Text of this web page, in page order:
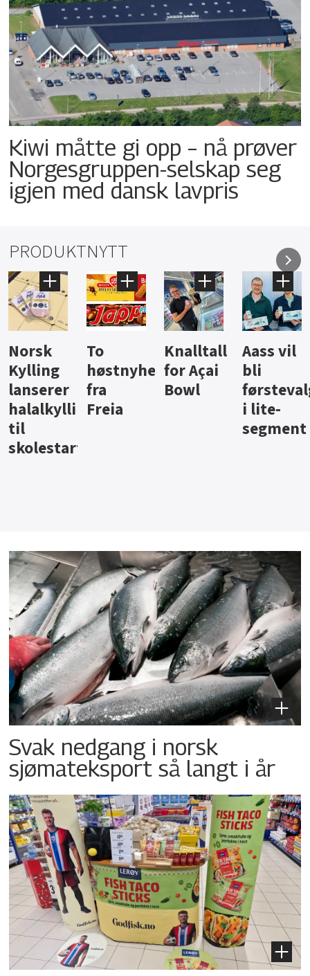
Kiwi måtte gi opp – nå prøver
Norgesgruppen-selskap seg
igjen med dansk lavpris
PRODUKTNYTT
Knalltall
for Açai
Bowl
Aass vil
bli
førstevalg
i lite-
Brus og
jus fra
Berentsen
Hard
iste fra
Hansa
Svak nedgang i norsk
sjømateksport så langt i år